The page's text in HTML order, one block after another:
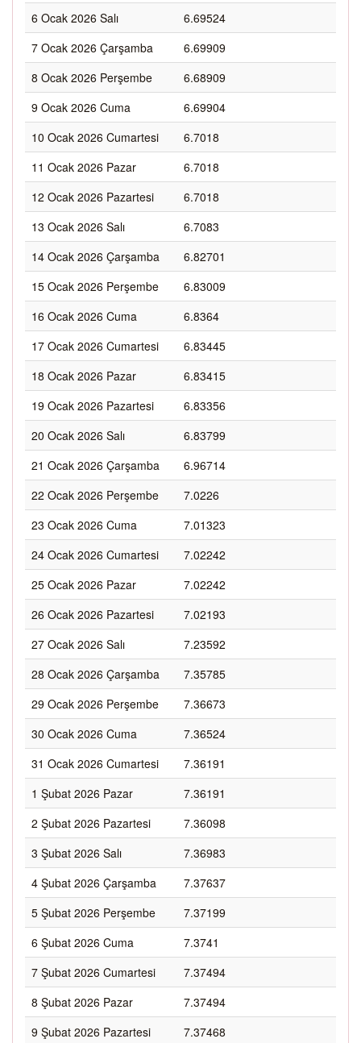
6 Ocak 2026 Salı
6.69524
7 Ocak 2026 Çarşamba
6.69909
8 Ocak 2026 Perşembe
6.68909
9 Ocak 2026 Cuma
6.69904
10 Ocak 2026 Cumartesi
6.7018
11 Ocak 2026 Pazar
6.7018
12 Ocak 2026 Pazartesi
6.7018
13 Ocak 2026 Salı
6.7083
14 Ocak 2026 Çarşamba
6.82701
15 Ocak 2026 Perşembe
6.83009
16 Ocak 2026 Cuma
6.8364
17 Ocak 2026 Cumartesi
6.83445
18 Ocak 2026 Pazar
6.83415
19 Ocak 2026 Pazartesi
6.83356
20 Ocak 2026 Salı
6.83799
21 Ocak 2026 Çarşamba
6.96714
22 Ocak 2026 Perşembe
7.0226
23 Ocak 2026 Cuma
7.01323
24 Ocak 2026 Cumartesi
7.02242
25 Ocak 2026 Pazar
7.02242
26 Ocak 2026 Pazartesi
7.02193
27 Ocak 2026 Salı
7.23592
28 Ocak 2026 Çarşamba
7.35785
29 Ocak 2026 Perşembe
7.36673
30 Ocak 2026 Cuma
7.36524
31 Ocak 2026 Cumartesi
7.36191
1 Şubat 2026 Pazar
7.36191
2 Şubat 2026 Pazartesi
7.36098
3 Şubat 2026 Salı
7.36983
4 Şubat 2026 Çarşamba
7.37637
5 Şubat 2026 Perşembe
7.37199
6 Şubat 2026 Cuma
7.3741
7 Şubat 2026 Cumartesi
7.37494
8 Şubat 2026 Pazar
7.37494
9 Şubat 2026 Pazartesi
7.37468